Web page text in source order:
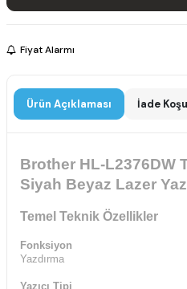
Fiyat Alarmı
Ürün Açıklaması İade
Brother HL-L2376DW
Siyah Beyaz Lazer
Temel Teknik Özellikler
Fonksiyon
Yazdırma
Yazıcı Tipi